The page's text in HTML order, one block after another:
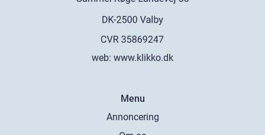
web: www.klikko.dk
Menu
Annoncering